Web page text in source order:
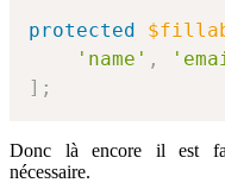
protected
'name' ,
] ;
Donc là encore il est
nécessaire.